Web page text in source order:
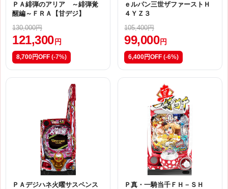
ＰＡ緋弾のアリア ～緋弾覚
醒編～ＦＲＡ【甘デジ】
130,000円
121,300 円
8,700円OFF (-7%)
ｅルパン三世ザファーストＨ
４ＹＺ３
105,400円
99,000 円
6,400円OFF (-6%)
ＰＡデジハネ火曜サスペンス
Ｐ真・一騎当千ＦＨ－ＳＨ